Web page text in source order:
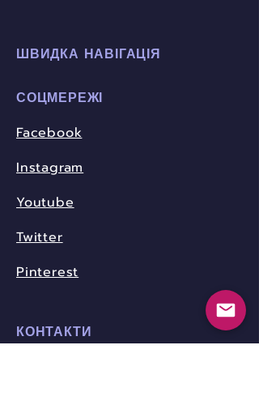
ШВИДКА НАВІГАЦІЯ
СОЦМЕРЕЖІ
Facebook
Instagram
Youtube
Twitter
Pinterest
КОНТАКТИ